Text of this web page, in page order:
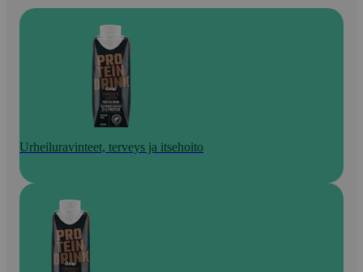
Urheiluravinteet, terveys ja itsehoito